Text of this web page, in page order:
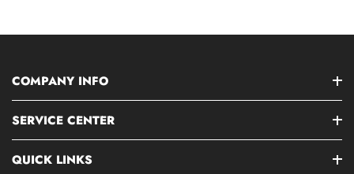
COMPANY INFO
SERVICE CENTER
QUICK LINKS